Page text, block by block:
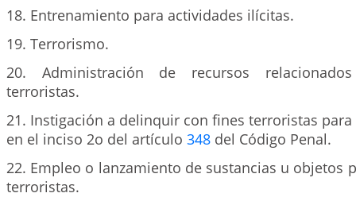
18. Entrenamiento para actividades ilícitas.
19. Terrorismo.
20. Administración de recursos
terroristas.
21. Instigación a delinquir con fines terroristas
en el inciso 2o del artículo 348 del Código Penal.
22. Empleo o lanzamiento de sustancias u objetos
terroristas.